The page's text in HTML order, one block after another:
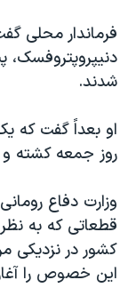
فرماندار محلی
شدند.
او بعداً گفت که
روز جمعه کشته
وزارت دفاع
قطعاتی که به
کشور در نزدیکی
این خصوص را